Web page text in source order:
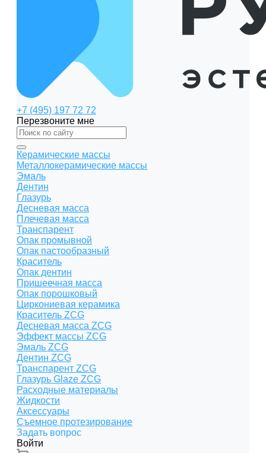
+7 (495) 197 72 72
Перезвоните мне
Керамические массы
Металлокерамические массы
Эмаль
Дентин
Глазурь
Десневая масса
Плечевая масса
Транспарент
Опак промывной
Опак пастообразный
Краситель
Опак дентин
Пришеечная масса
Опак порошковый
Циркониевая керамика
Краситель ZCG
Десневая масса ZCG
Эффект массы ZCG
Эмаль ZCG
Дентин ZCG
Транспарент ZCG
Глазурь Glaze ZCG
Расходные материалы
Жидкости
Аксессуары
Съемное протезирование
Задать вопрос
Войти